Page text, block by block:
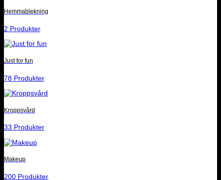
Hemmablekning
2 Produkter
Just for fun
78 Produkter
Kroppsvård
33 Produkter
Makeup
200 Produkter